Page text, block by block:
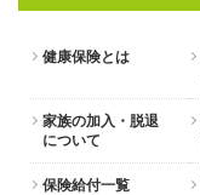
健康保険とは
家族の加入・脱退
について
保険給付一覧